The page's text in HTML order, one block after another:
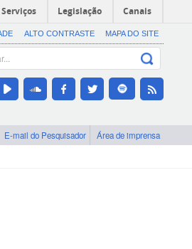
Serviços Legislação Canais
ALTO CONTRASTE MAPA DO SITE
E-mail do Pesquisador Área de imprensa